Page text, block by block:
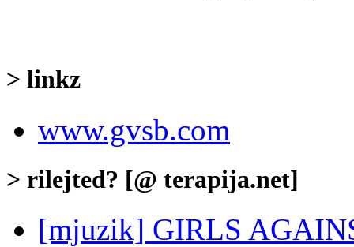
> linkz
www.gvsb.com
> rilejted? [@ terapija.net]
[mjuzik] GIRLS